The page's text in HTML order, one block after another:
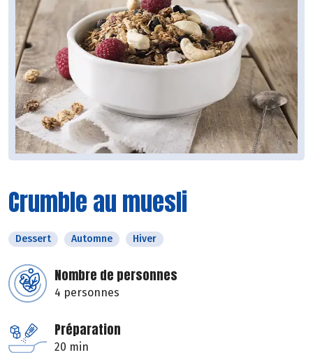
Crumble au muesli
Dessert Automne Hiver
Nombre de personnes
4 personnes
Préparation
20 min